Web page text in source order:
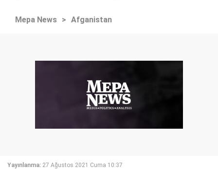
Mepa News > Afganistan
Yayınlanma: 27 Ağustos 2021 Cuma 10:37